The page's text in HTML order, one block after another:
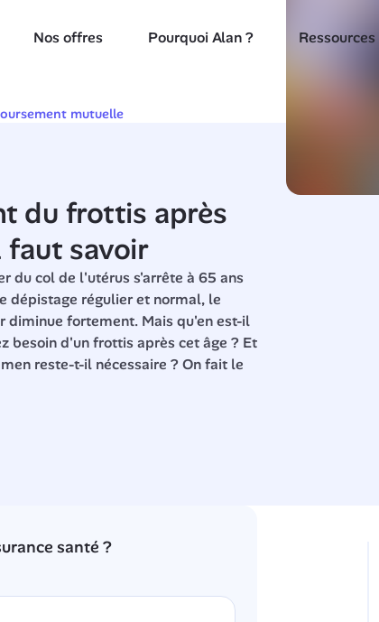
Nos offres Pourquoi Alan ? Ressources
mutuelle
du frottis après
faut savoir
du col de l'utérus s'arrête à 65 ans
dépistage régulier et normal, le
diminue fortement. Mais qu'en est-il
besoin d'un frottis après cet âge ? Et
reste-t-il nécessaire ? On fait le
santé ?